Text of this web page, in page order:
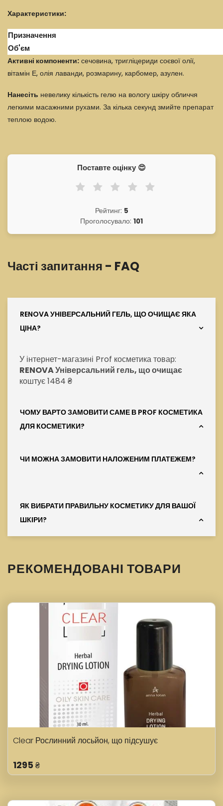
Характеристики:
Призначення
Об'єм
Активні компоненти: сечовина, тригліцериди соєвої олії,
вітамін Е, олія лаванди, розмарину, карбомер, азулен.
Нанесіть невелику кількість гелю на вологу шкіру обличчя
легкими масажними рухами. За кілька секунд змийте препарат
теплою водою.
Поставте оцінку 😍
Рейтинг: 5
Проголосувало: 101
Часті запитання - FAQ
RENOVA УНІВЕРСАЛЬНИЙ ГЕЛЬ, ЩО ОЧИЩАЄ ЯКА
ЦІНА?
У інтернет-магазині Prof косметика товар:
RENOVA Універсальний гель, що очищає
коштує 1484 ₴
ЧОМУ ВАРТО ЗАМОВИТИ САМЕ В PROF КОСМЕТИКА
ДЛЯ КОСМЕТИКИ?
ЧИ МОЖНА ЗАМОВИТИ НАЛОЖЕНИМ ПЛАТЕЖЕМ?
ЯК ВИБРАТИ ПРАВИЛЬНУ КОСМЕТИКУ ДЛЯ ВАШОЇ
ШКІРИ?
РЕКОМЕНДОВАНІ ТОВАРИ
Clear Рослинний лосьйон, що підсушує
1295 ₴